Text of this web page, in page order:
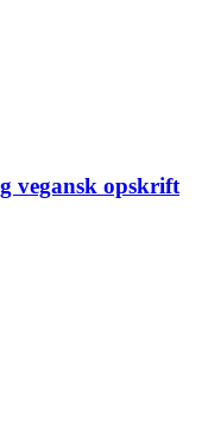
vegansk opskrift